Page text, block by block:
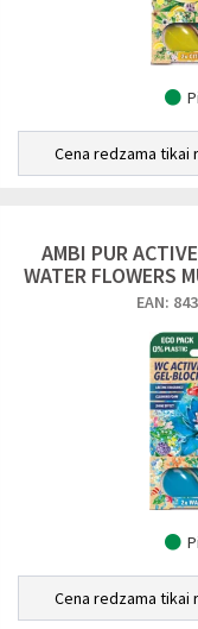
Cena redzama
AMBI PUR
WATER FLOWERS
EAN:
Cena redzama